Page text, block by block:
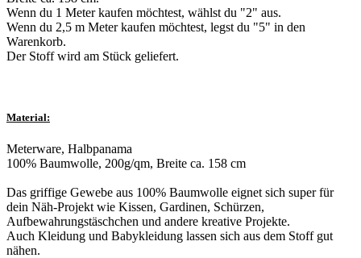
Wenn du 1 Meter kaufen möchtest, wählst du "2" aus.
Wenn du 2,5 m Meter kaufen möchtest, legst du "5" in den
Warenkorb.
Der Stoff wird am Stück geliefert.
Material:
Meterware, Halbpanama
100% Baumwolle, 200g/qm, Breite ca. 158 cm
Das griffige Gewebe aus 100% Baumwolle eignet sich super für
dein Näh-Projekt wie Kissen, Gardinen, Schürzen,
Aufbewahrungstäschchen und andere kreative Projekte.
Auch Kleidung und Babykleidung lassen sich aus dem Stoff gut
nähen.